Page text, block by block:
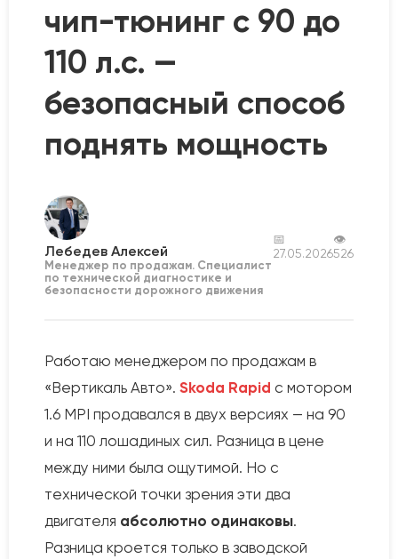
чип-тюнинг с 90 до
110 л.с. —
безопасный способ
поднять мощность
Лебедев Алексей
Менеджер по продажам. Специалист
по технической диагностике и
безопасности дорожного движения
📅
27.05.2026
👁
526
Работаю менеджером по продажам в
«Вертикаль Авто». Skoda Rapid с мотором
1.6 MPI продавался в двух версиях — на 90
и на 110 лошадиных сил. Разница в цене
между ними была ощутимой. Но с
технической точки зрения эти два
двигателя абсолютно одинаковы.
Разница кроется только в заводской